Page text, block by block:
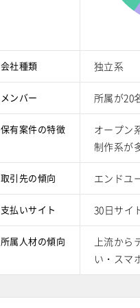
会社種類 独立系
メンバー 所属が20
保有案件の特徴
オープン
制作系が
取引先の傾向 エンドユ
支払いサイト 30日サイ
所属人材の傾向
上流か
い・スマ